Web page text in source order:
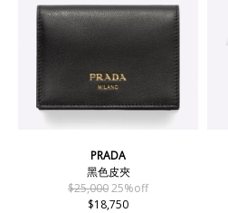
PRADA
黑色皮夾
$25,00025%off
$18,750